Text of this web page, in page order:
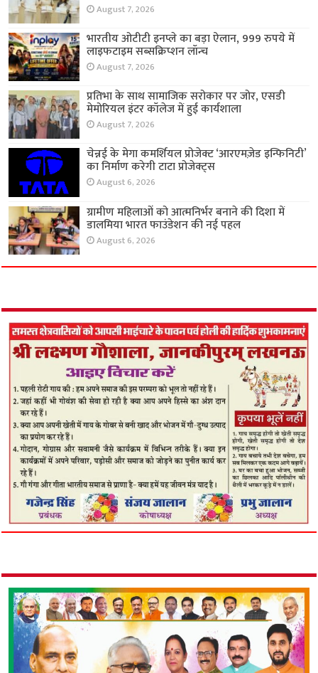
August 7, 2026
भारतीय ओटीटी इनप्ले का बड़ा ऐलान, 999 रुपये में
लाइफटाइम सब्सक्रिप्शन लॉन्च
August 7, 2026
प्रतिभा के साथ सामाजिक सरोकार पर जोर, एसडी
मेमोरियल इंटर कॉलेज में हुई कार्यशाला
August 7, 2026
चेन्नई के मेगा कमर्शियल प्रोजेक्ट ‘आरएमज़ेड इन्फिनिटी’
का निर्माण करेगी टाटा प्रोजेक्ट्स
August 6, 2026
ग्रामीण महिलाओं को आत्मनिर्भर बनाने की दिशा में
डालमिया भारत फाउंडेशन की नई पहल
August 6, 2026